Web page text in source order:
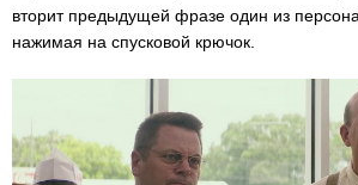
вторит предыдущей фразе один из
нажимая на спусковой крючок.